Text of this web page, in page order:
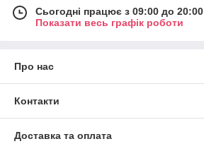
Сьогодні працює з 09:00 до 20:00
Показати весь графік роботи
Про нас
Контакти
Доставка та оплата